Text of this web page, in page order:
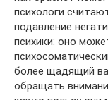
психологи
подавление
психики: оно
более щадящий
обращать